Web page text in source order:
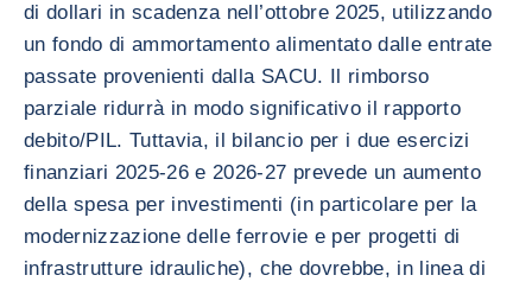
di dollari in scadenza nell’ottobre 2025, utilizzando
un fondo di ammortamento alimentato dalle entrate
passate provenienti dalla SACU. Il rimborso
parziale ridurrà in modo significativo il rapporto
debito/PIL. Tuttavia, il bilancio per i due esercizi
finanziari 2025-26 e 2026-27 prevede un aumento
della spesa per investimenti (in particolare per la
modernizzazione delle ferrovie e per progetti di
infrastrutture idrauliche), che dovrebbe, in linea di